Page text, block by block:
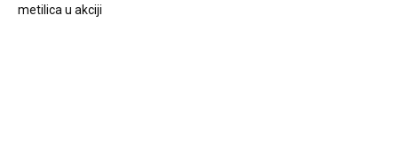
metilica u akciji